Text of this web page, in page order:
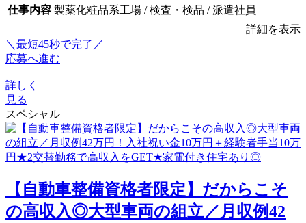
仕事内容 製薬化粧品系工場 / 検査・検品 / 派遣社員
詳細を表示
＼最短45秒で完了／
応募へ進む
詳しく
見る
スペシャル
【自動車整備資格者限定】だからこそ
の高収入◎大型車両の組立／月収例42